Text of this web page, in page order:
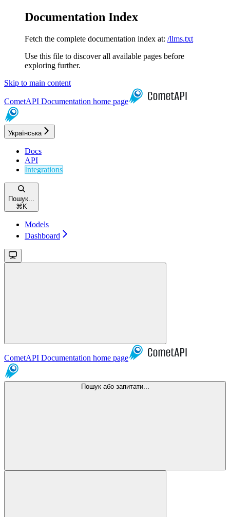
Documentation Index
Fetch the complete documentation index at: /llms.txt
Use this file to discover all available pages before
exploring further.
Skip to main content
CometAPI Documentation home page
Українська
Docs
API
Integrations
Пошук...
⌘ K
Models
Dashboard
CometAPI Documentation home page
Пошук або запитати...